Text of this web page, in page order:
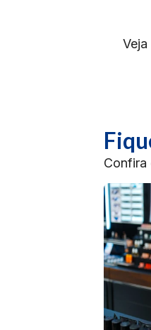
Confira